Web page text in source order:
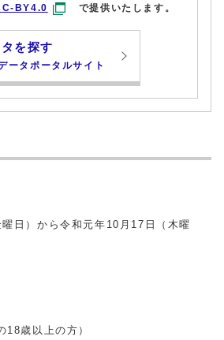
BY4.0 で提供いたします。
を探す
ータポータルサイト
日）から令和元年10月17日（木曜
18歳以上の方）